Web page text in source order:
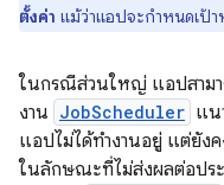
ตั้งค่า แม้ว่าแอปจะกำหนดเป้า
ในกรณีส่วนใหญ่ แอปสามา
งาน JobScheduler แน
แอปไม่ได้ทำงานอยู่ แต่ยังค
ในลักษณะที่ไม่ส่งผลต่อปร